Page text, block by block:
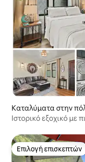
Καταλύματα στην
Ιστορικό εξοχικό με
Επιλογή επισκεπτών
Επιλογή επισκεπτών